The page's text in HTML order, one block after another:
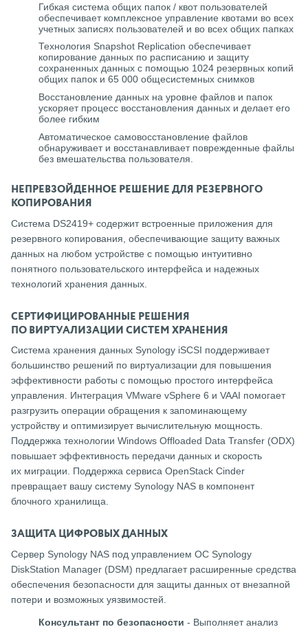
Гибкая система общих папок / квот пользователей
обеспечивает комплексное управление квотами во всех
учетных записях пользователей и во всех общих папках
Технология Snapshot Replication обеспечивает
копирование данных по расписанию и защиту
сохраненных данных с помощью 1024 резервных копий
общих папок и 65 000 общесистемных снимков
Восстановление данных на уровне файлов и папок
ускоряет процесс восстановления данных и делает его
более гибким
Автоматическое самовосстановление файлов
обнаруживает и восстанавливает поврежденные файлы
без вмешательства пользователя.
НЕПРЕВЗОЙДЕННОЕ РЕШЕНИЕ ДЛЯ РЕЗЕРВНОГО
КОПИРОВАНИЯ
Система DS2419+ содержит встроенные приложения для
резервного копирования, обеспечивающие защиту важных
данных на любом устройстве с помощью интуитивно
понятного пользовательского интерфейса и надежных
технологий хранения данных.
СЕРТИФИЦИРОВАННЫЕ РЕШЕНИЯ
ПО ВИРТУАЛИЗАЦИИ СИСТЕМ ХРАНЕНИЯ
Система хранения данных Synology iSCSI поддерживает
большинство решений по виртуализации для повышения
эффективности работы с помощью простого интерфейса
управления. Интеграция VMware vSphere 6 и VAAI помогает
разгрузить операции обращения к запоминающему
устройству и оптимизирует вычислительную мощность.
Поддержка технологии Windows Offloaded Data Transfer (ODX)
повышает эффективность передачи данных и скорость
их миграции. Поддержка сервиса OpenStack Cinder
превращает вашу систему Synology NAS в компонент
блочного хранилища.
ЗАЩИТА ЦИФРОВЫХ ДАННЫХ
Сервер Synology NAS под управлением ОС Synology
DiskStation Manager (DSM) предлагает расширенные средства
обеспечения безопасности для защиты данных от внезапной
потери и возможных уязвимостей.
Консультант по безопасности - Выполняет анализ